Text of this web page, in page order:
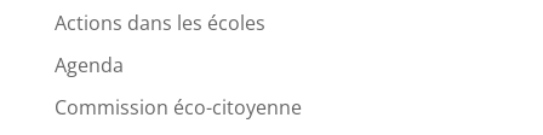
Actions dans les écoles
Agenda
Commission éco-citoyenne